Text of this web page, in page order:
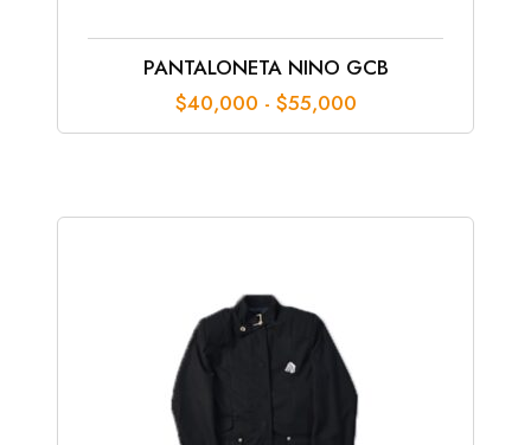
PANTALONETA NINO GCB
$40,000 - $55,000Rango
de
hasta